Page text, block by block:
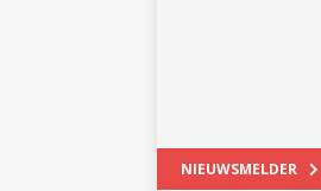
NIEUWSMELDER